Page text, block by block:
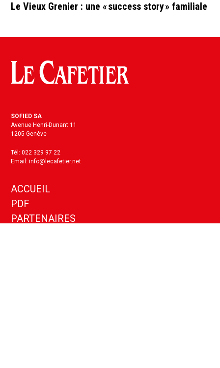
Le Vieux Grenier : une « success story » familiale
SOFIED SA
Avenue Henri-Dunant 11
1205 Genève
Tél: 022 329 97 22
Email: info@lecafetier.net
ACCUEIL
PDF
PARTENAIRES